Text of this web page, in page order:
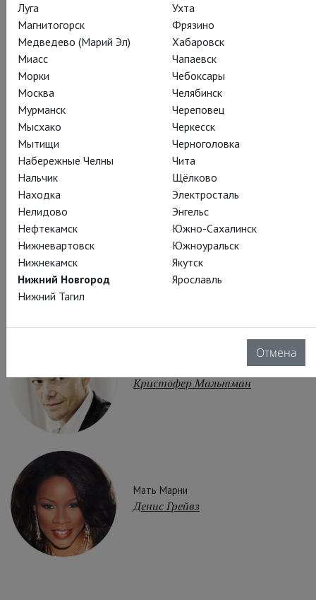
Изабель Леонард
Терри Ратленд
Йестин Дэвис
Миссис Ратленд
Дженис Келли
Кристофер Мальтман
Мать Марни
Денис Грейвз
Луга
Магнитогорск
Медведево (Марий Эл)
Миасс
Морки
Москва
Мурманск
Мысхако
Мытищи
Набережные Челны
Нальчик
Находка
Нелидово
Нефтекамск
Нижневартовск
Нижнекамск
Нижний Новгород
Нижний Тагил
Ухта
Фрязино
Хабаровск
Чапаевск
Чебоксары
Челябинск
Череповец
Черкесск
Черноголовка
Чита
Щёлково
Электросталь
Энгельс
Южно-Сахалинск
Южноуральск
Якутск
Ярославль
Отмена